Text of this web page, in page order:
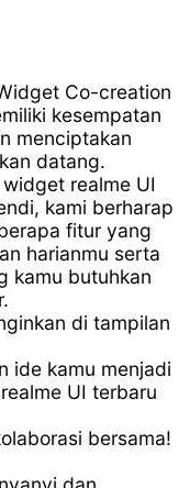
Co-creation
kesempatan
menciptakan
datang.
realme UI
kami berharap
fitur yang
harianmu serta
kamu butuhkan
di tampilan
ide kamu menjadi
UI terbaru
bersama!